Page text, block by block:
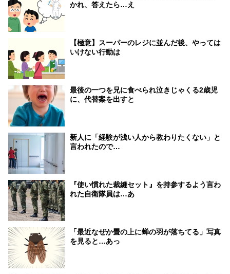
かれ、答えたら…え
【極意】スーパーのレジに並んだ後、やっては
いけない行動は
最後の一つを兄に食べられ泣きじゃくる2歳児
に、代替案を出すと
新人に「経験が浅い人から教わりたくない」と
言われたので…
『使い慣れた裁縫セット』を持参するよう言わ
れた自衛隊員は…あ
「最近なぜか畳の上に蝉の羽が落ちてる」写真
を見ると…あっ